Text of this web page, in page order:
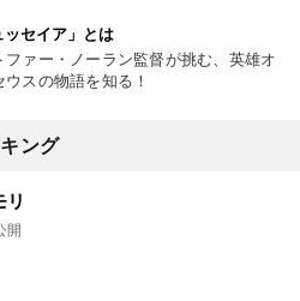
ッセイア」とは
ファー・ノーラン監督が挑む、英雄オ
ウスの物語を知る！
ング
リ
開